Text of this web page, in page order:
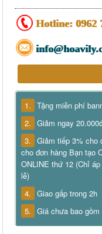
Hotline: 0962
1. Tặng miễn phí
2. Giảm ngay
3. Giảm tiếp 3% cho
cho đơn hàng Bạn tạo
ONLINE thứ 12 (Chỉ
lễ)
4. Giao gấp trong 2h
5. Giá chưa bao